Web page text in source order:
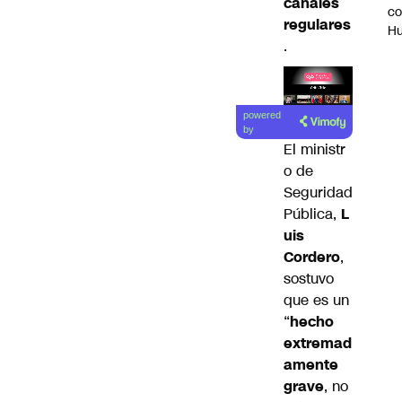
regulares
.
Lea el
artículo
powered
by
El ministr
o de
Seguridad
Pública, L
uis
Cordero,
sostuvo
que es un
“hecho
extremad
amente
grave, no